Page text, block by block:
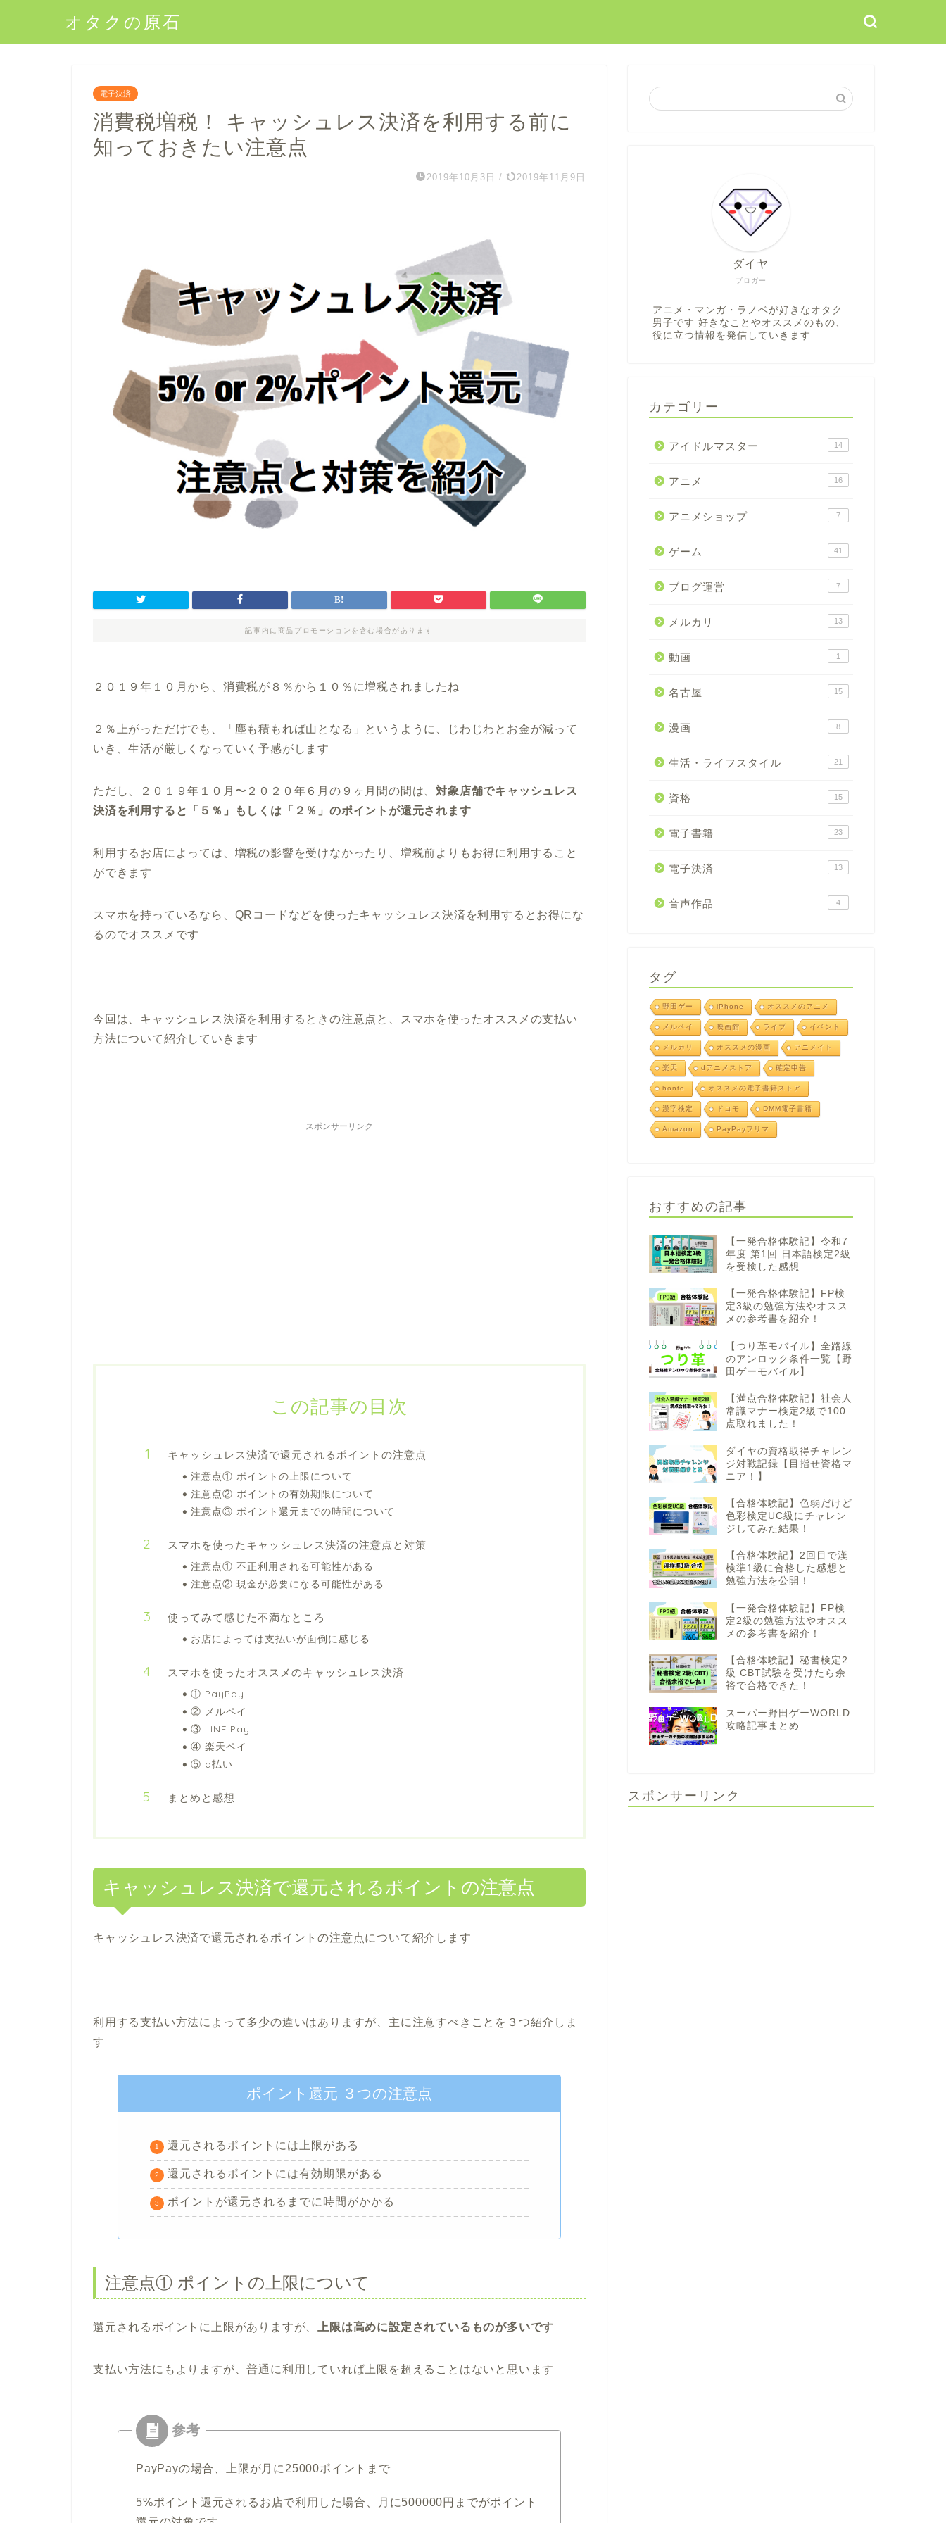
オタクの原石
電子決済
消費税増税！ キャッシュレス決済を利用する前に
知っておきたい注意点
2019年10月3日 / 2019年11月9日
記事内に商品プロモーションを含む場合があります
２０１９年１０月から、消費税が８％から１０％に増税されましたね
２％上がっただけでも、「塵も積もれば山となる」というように、じわじわとお金が減って
いき、生活が厳しくなっていく予感がします
ただし、２０１９年１０月〜２０２０年６月の９ヶ月間の間は、対象店舗でキャッシュレス
決済を利用すると「５％」もしくは「２％」のポイントが還元されます
利用するお店によっては、増税の影響を受けなかったり、増税前よりもお得に利用すること
ができます
スマホを持っているなら、QRコードなどを使ったキャッシュレス決済を利用するとお得にな
るのでオススメです
今回は、キャッシュレス決済を利用するときの注意点と、スマホを使ったオススメの支払い
方法について紹介していきます
スポンサーリンク
この記事の目次
キャッシュレス決済で還元されるポイントの注意点
注意点① ポイントの上限について
注意点② ポイントの有効期限について
注意点③ ポイント還元までの時間について
スマホを使ったキャッシュレス決済の注意点と対策
注意点① 不正利用される可能性がある
注意点② 現金が必要になる可能性がある
使ってみて感じた不満なところ
お店によっては支払いが面倒に感じる
スマホを使ったオススメのキャッシュレス決済
① PayPay
② メルペイ
③ LINE Pay
④ 楽天ペイ
⑤ d払い
まとめと感想
キャッシュレス決済で還元されるポイントの注意点
キャッシュレス決済で還元されるポイントの注意点について紹介します
利用する支払い方法によって多少の違いはありますが、主に注意すべきことを３つ紹介しま
す
ポイント還元 ３つの注意点
還元されるポイントには上限がある
還元されるポイントには有効期限がある
ポイントが還元されるまでに時間がかかる
注意点① ポイントの上限について
還元されるポイントに上限がありますが、 上限は高めに設定されているものが多いです
支払い方法にもよりますが、普通に利用していれば上限を超えることはないと思います
PayPayの場合、上限が月に25000ポイントまで
5%ポイント還元されるお店で利用した場合、月に500000円までがポイント
ブロガー
ダイヤ
アニメ・マンガ・ラノベが好きなオタク
男子です 好きなことやオススメのもの、
役に立つ情報を発信していきます
カテゴリー
アイドルマスター 14
アニメ 16
アニメショップ 7
ゲーム 41
ブログ運営 7
メルカリ 13
動画 1
名古屋 15
漫画 8
生活・ライフスタイル 21
資格 15
電子書籍 23
電子決済 13
音声作品 4
タグ
野田ゲー iPhone オススメのアニメ
メルペイ 映画館 ライブ イベント
メルカリ オススメの漫画 アニメイト
楽天 dアニメストア 確定申告
honto オススメの電子書籍ストア
漢字検定 ドコモ DMM電子書籍
Amazon PayPayフリマ
おすすめの記事
【一発合格体験記】令和7
年度 第1回 日本語検定2級
を受検した感想
【一発合格体験記】FP検
定3級の勉強方法やオスス
メの参考書を紹介！
【つり革モバイル】全路線
のアンロック条件一覧【野
田ゲーモバイル】
【満点合格体験記】社会人
常識マナー検定2級で100
点取れました！
ダイヤの資格取得チャレン
ジ対戦記録【目指せ資格マ
ニア！】
【合格体験記】色弱だけど
色彩検定UC級にチャレン
ジしてみた結果！
【合格体験記】2回目で漢
検準1級に合格した感想と
勉強方法を公開！
【一発合格体験記】FP検
定2級の勉強方法やオスス
メの参考書を紹介！
【合格体験記】秘書検定2
級 CBT試験を受けたら余
裕で合格できた！
スーパー野田ゲーWORLD
攻略記事まとめ
スポンサーリンク